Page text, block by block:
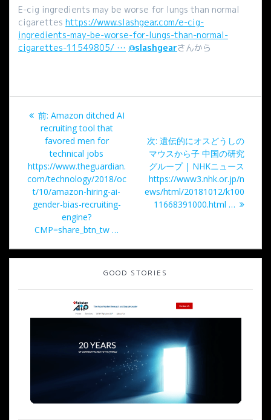
E-cig ingredients may be worse for lungs than normal
cigarettes https://www.slashgear.com/e-cig-
ingredients-may-be-worse-for-lungs-than-normal-
cigarettes-11549805/ … @slashgearさんから
投
ナ
ビ
シ
ョ
前: 過
去
の
投
稿:
Amazon ditched AI
recruiting tool that
favored men for
technical jobs
https://www.theguardian.
com/technology/2018/oc
t/10/amazon-hiring-ai-
gender-bias-recruiting-
engine?
CMP=share_btn_tw …
次: 次
の
投
稿:
遺伝的にオスどうしの
マウスから子 中国の研究
グループ | NHKニュース
https://www3.nhk.or.jp/n
ews/html/20181012/k100
11668391000.html …
GOOD STORIES